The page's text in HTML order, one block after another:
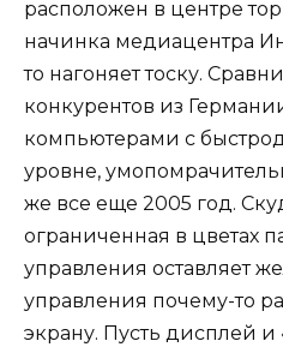
расположен в центре
начинка медиацентра
то нагоняет тоску.
конкурентов из
компьютерами с
уровне,
же все еще 2005 год.
ограниченная в цветах
управления оставляет
управления почему-то
экрану. Пусть дисплей и